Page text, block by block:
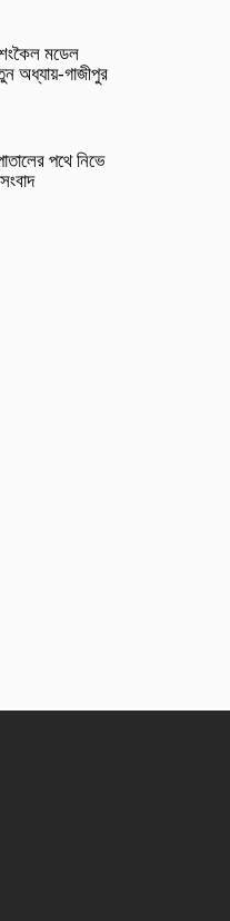
মডেল
অধ্যায়-গাজীপুর
পথে নিভে